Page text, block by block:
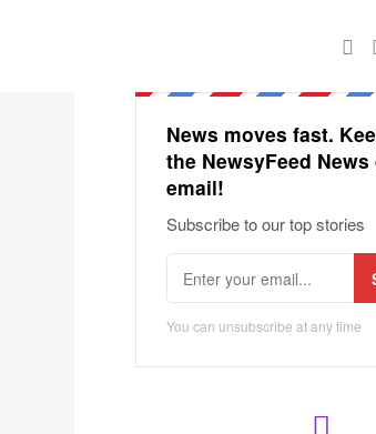
News moves fast.
the NewsyFeed
email!
Subscribe to our top stories
You can unsubscribe at any time